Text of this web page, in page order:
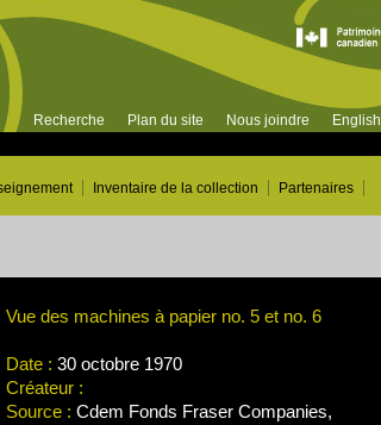
Recherche Plan du site Nous joindre English
Inventaire de la collection Partenaires
Vue des machines à papier no. 5 et no. 6
Date : 30 octobre 1970
Créateur :
Source : Cdem Fonds Fraser Companies,